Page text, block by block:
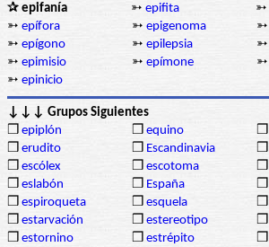
✰ epifanía
➳ epifita ➳
➳ epífora ➳ epigenoma ➳
➳ epígono ➳ epilepsia ➳
➳ epimisio ➳ epímone ➳
➳ epinicio
↓↓↓ Grupos Siguientes
❒ epiplón ❒ equino ❒
❒ erudito ❒ Escandinavia ❒
❒ escólex ❒ escotoma ❒
❒ eslabón ❒ España ❒
❒ espiroqueta ❒ esquela ❒
❒ estarvación ❒ estereotipo ❒
❒ estornino ❒ estrépito ❒